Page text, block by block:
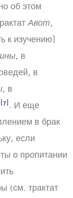
об этом
Авот,
к изучению]
, в
в
, в
[7] . И еще
в брак
если
о пропитании
(см. трактат